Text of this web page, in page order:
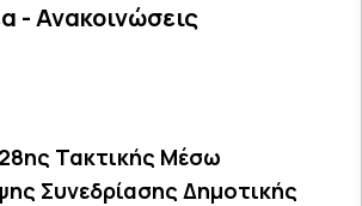
- Ανακοινώσεις
Τακτικής Μέσω
Συνεδρίασης Δημοτικής